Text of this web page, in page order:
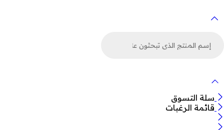
سلة التسوق
قائمة الرغبات